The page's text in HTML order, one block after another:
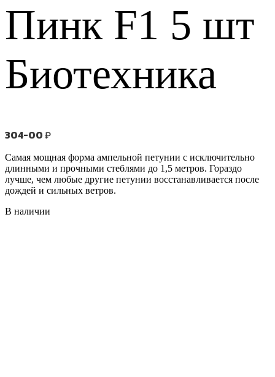
Пинк F1 5 шт
Биотехника
304-00₽
Самая мощная форма ампельной петунии с исключительно
длинными и прочными стеблями до 1,5 метров. Гораздо
лучше, чем любые другие петунии восстанавливается после
дождей и сильных ветров.
В наличии